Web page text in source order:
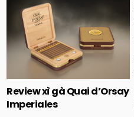
Posted
in
Review xì gà Quai d’Orsay
Imperiales